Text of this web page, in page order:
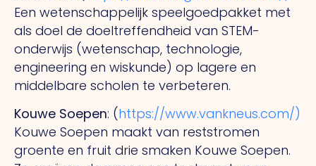
Een wetenschappelijk speelgoedpakket met
als doel de doeltreffendheid van STEM-
onderwijs (wetenschap, technologie,
engineering en wiskunde) op lagere en
middelbare scholen te verbeteren.
Kouwe Soepen: (https://www.vankneus.com/)
Kouwe Soepen maakt van reststromen
groente en fruit drie smaken Kouwe Soepen.